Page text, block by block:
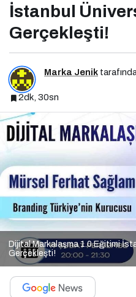
İstanbul
Gerçekleşti!
Marka Jenik
2dk, 30sn
Dijital Markalaşma 1.0 Eğitimi
Gerçekleşti!